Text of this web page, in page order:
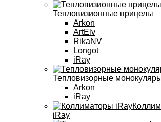
Тепловизионные прицелы
Arkon
ArtElv
RikaNV
Longot
iRay
Тепловизорные
Arkon
iRay
iRay